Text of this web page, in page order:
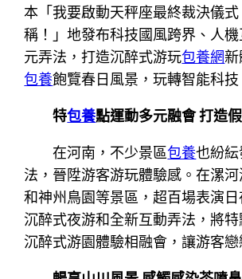
本「我要啟動天秤座最終裁決儀
稱！」地發布科技國風跨界、人
元弄法，打造沉醉式游玩包養網新
包養飽覽春日風景，玩轉智能科技
特包養點運動多元融會 打造
在河南，不少景區包養也紛
法，晉陞游客游玩體驗感。在漯
和神州鳥園等景區，超百場表演
沉醉式夜游和全新互動弄法，將
沉醉式游園體驗相融會，讓游客戀